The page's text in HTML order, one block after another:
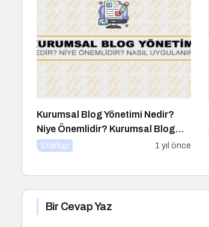
Kurumsal Blog Yönetimi Nedir?
Niye Önemlidir? Kurumsal Blog
Yönetimi Nasıl Yapılır?
Startup 1 yıl önce
Bir Cevap Yaz